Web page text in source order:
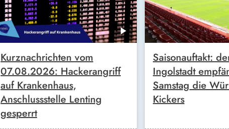
Kurznachrichten vom
07.08.2026: Hackerangriff
auf Krankenhaus,
Anschlussstelle Lenting
gesperrt
Saisonauftakt:
Ingolstadt
Samstag die
Kickers